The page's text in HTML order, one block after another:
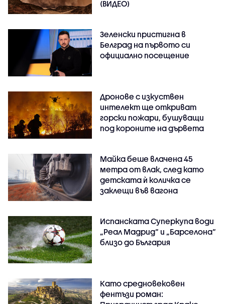
(ВИДЕО)
Зеленски пристигна в
Белград на първото си
официално посещение
Дронове с изкуствен
интелект ще откриват
горски пожари, бушуващи
под короните на дървета
Майка беше влачена 45
метра от влак, след като
детската ѝ количка се
заклещи във вагона
Испанската Суперкупа води
„Реал Мадрид“ и „Барселона“
близо до България
Като средновековен
фентъзи роман: